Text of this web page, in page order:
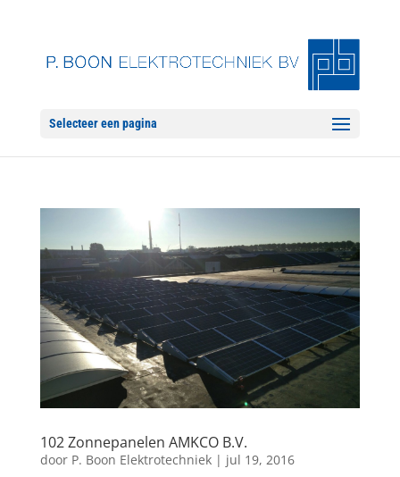
Selecteer een pagina
102 Zonnepanelen AMKCO B.V.
door P. Boon Elektrotechniek| jul 19, 2016